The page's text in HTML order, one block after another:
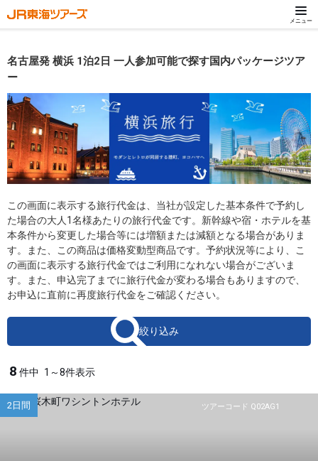
メニュー
名古屋発 横浜 1泊2日 一人参加可能で探す国内パッケージツア
ー
この画面に表示する旅行代金は、当社が設定した基本条件で予約し
た場合の大人1名様あたりの旅行代金です。新幹線や宿・ホテルを基
本条件から変更した場合等には増額または減額となる場合がありま
す。また、この商品は価格変動型商品です。予約状況等により、こ
の画面に表示する旅行代金ではご利用になれない場合がございま
す。また、申込完了までに旅行代金が変わる場合もありますので、
お申込に直前に再度旅行代金をご確認ください。
絞り込み
8 件中 1～8件表示
ツアーコード Q02AG1
2日間